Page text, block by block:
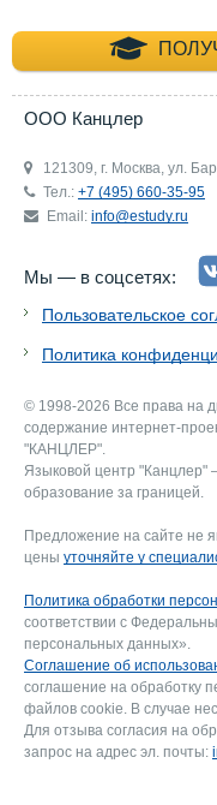
ООО Канцлер
121309, г. Москва, ул.
Тел.: +7 (495) 660-35-95
Email: info@estudy.ru
Мы — в соцсетях:
Пользовательское
Политика
© 1998-2026 Все права на
содержание интернет-
"КАНЦЛЕР".
Языковой центр "Канцлер"
образование за границей.
Предложение на сайте не
цены уточняйте у
Политика обработки
соответствии с
персональных данных».
Соглашение об
соглашение на обработку
файлов cookie. В случае
Для отзыва согласия на
запрос на адрес эл. почты: